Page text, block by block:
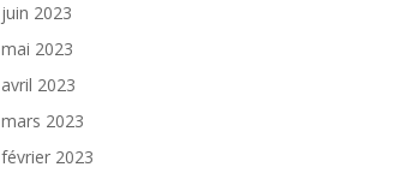
juin 2023
mai 2023
avril 2023
mars 2023
février 2023